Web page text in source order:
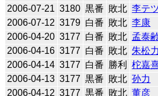
2006-07-21 3180 黒番 敗北 李テ
2006-07-12 3179 白番 敗北 李康
2006-04-20 3177 白番 敗北 孟泰
2006-04-16 3177 白番 敗北 朱松力
2006-04-14 3177 白番 勝利 柁嘉
2006-04-13 3177 黒番 敗北 孙力
2006-04-12 3177 黒番 敗北 董彦